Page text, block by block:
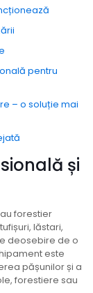
pentru
– o soluție mai
și
forestier
lăstari,
deosebire de o
este
pășunilor și a
forestiere sau